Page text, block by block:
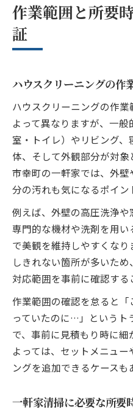
作業範囲と所要
証
ハウスクリーニングの作
ハウスクリーニングの作
よって異なりますが、一
室・トイレ）やリビング
体、そして外観部分が対
市幸町の一軒家では、外
分の汚れも気になるポイン
例えば、外壁の高圧洗浄や
専門的な機材や洗剤を用
で美観を維持しやすくな
しきれない箇所が多いた
対応範囲を事前に確認する
作業範囲の確認を怠ると
っていたのに…」というト
で、事前に見積もり時に
よっては、セットメニュ
ングを追加できるケースも
一軒家清掃に必要な所要